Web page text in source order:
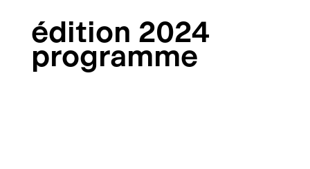
édition 2024
programme
disponible